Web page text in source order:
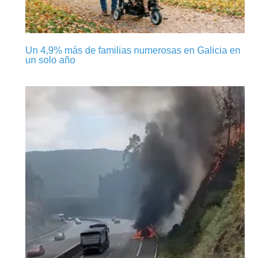
Un 4,9% más de familias numerosas en Galicia en
un solo año